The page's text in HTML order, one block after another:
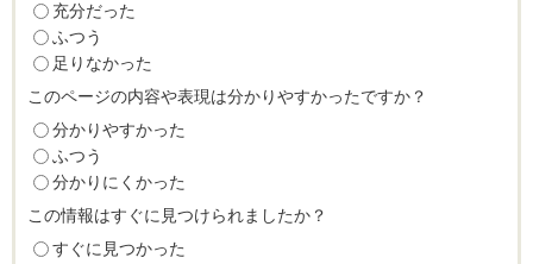
充分だった
ふつう
足りなかった
このページの内容や表現は分かりやすかったですか？
分かりやすかった
ふつう
分かりにくかった
この情報はすぐに見つけられましたか？
すぐに見つかった